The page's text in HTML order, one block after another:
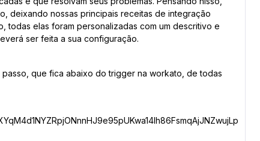
deixando nossas principais receitas de integração
todas elas foram personalizadas com um descritivo e
ser feita a sua configuração.
que fica abaixo do trigger na workato, de todas